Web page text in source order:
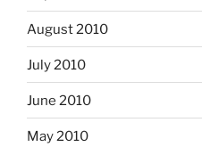
August 2010
July 2010
June 2010
May 2010